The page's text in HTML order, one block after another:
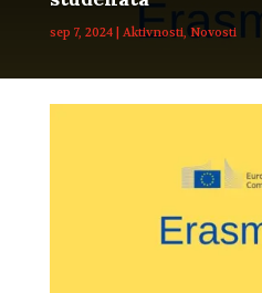
sep 7, 2024| Aktivnosti, Novosti